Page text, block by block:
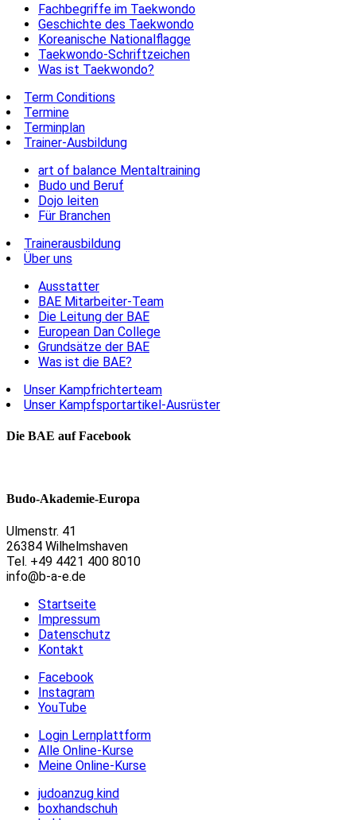
Fachbegriffe im Taekwondo
Geschichte des Taekwondo
Koreanische Nationalflagge
Taekwondo-Schriftzeichen
Was ist Taekwondo?
Term Conditions
Termine
Terminplan
Trainer-Ausbildung
art of balance Mentaltraining
Budo und Beruf
Dojo leiten
Für Branchen
Trainerausbildung
Über uns
Ausstatter
BAE Mitarbeiter-Team
Die Leitung der BAE
European Dan College
Grundsätze der BAE
Was ist die BAE?
Unser Kampfrichterteam
Unser Kampfsportartikel-Ausrüster
Die BAE auf Facebook
Budo-Akademie-Europa
Ulmenstr. 41
26384 Wilhelmshaven
Tel. +49 4421 400 8010
info@b-a-e.de
Startseite
Impressum
Datenschutz
Kontakt
Facebook
Instagram
YouTube
Login Lernplattform
Alle Online-Kurse
Meine Online-Kurse
judoanzug kind
boxhandschuh